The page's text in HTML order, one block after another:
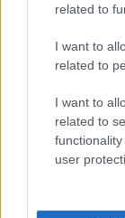
related to
I want to
related to
I want to
related to
user
Policijsko poročilo,
Več iz